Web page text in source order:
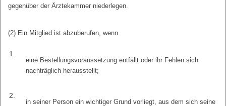
gegenüber der Ärztekammer niederlegen.
(2) Ein Mitglied ist abzuberufen, wenn
1.
eine Bestellungsvoraussetzung entfällt oder ihr Fehlen sich
nachträglich herausstellt;
2.
in seiner Person ein wichtiger Grund vorliegt, aus dem sich seine